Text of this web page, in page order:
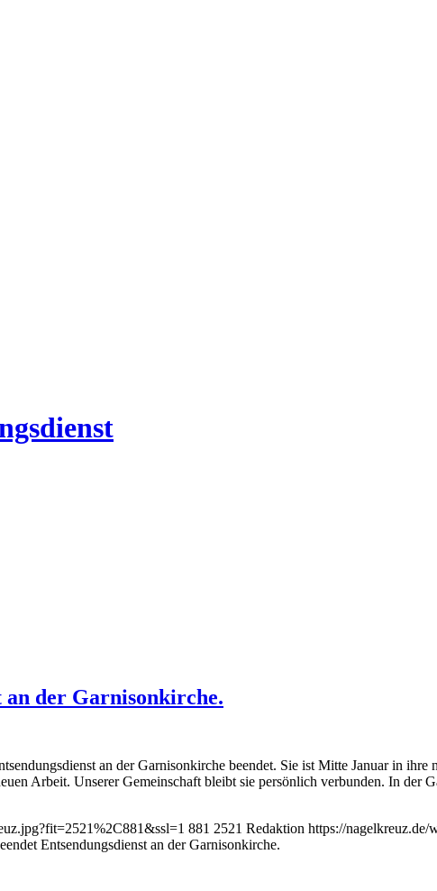
an der Garnisonkirche.
an der Garnisonkirche beendet. Sie ist Mitte Januar in
Arbeit. Unserer Gemeinschaft bleibt sie persönlich verbunden. In der
881 2521 Redaktion https://nagelkreuz.de/
Entsendungsdienst an der Garnisonkirche.